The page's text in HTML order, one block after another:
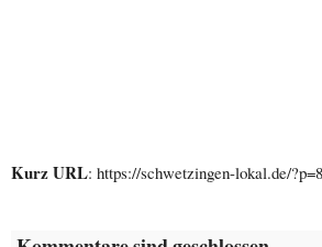
Kurz URL: https://schwetzingen-lokal.de/